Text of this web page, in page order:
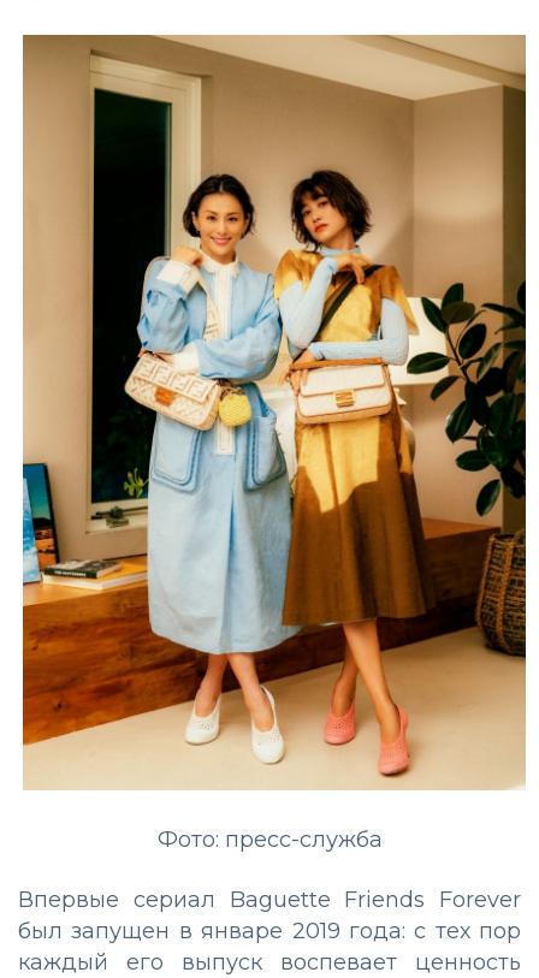
Фото: пресс-служба
Впервые сериал Baguette Friends Forever
был запущен в январе 2019 года: с тех пор
каждый его выпуск воспевает ценность